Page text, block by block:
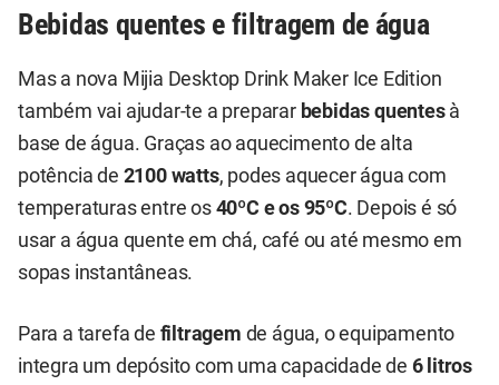
Bebidas quentes e filtragem de água
Mas a nova Mijia Desktop Drink Maker Ice Edition
também vai ajudar-te a prepararbebidas quentesà
base de água. Graças ao aquecimento de alta
potência de 2100 watts, podes aquecer água com
temperaturas entre os 40ºC e os 95ºC. Depois é só
usar a água quente em chá, café ou até mesmo em
sopas instantâneas.
Para a tarefa de filtragem de água, o equipamento
integra um depósito com uma capacidade de 6 litros